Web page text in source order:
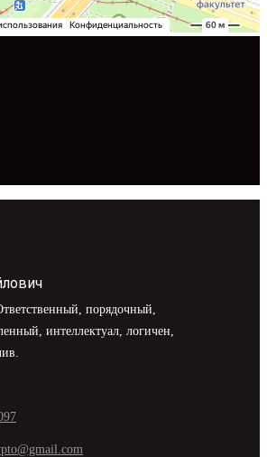
порядочный,
интеллектуал, логичен,